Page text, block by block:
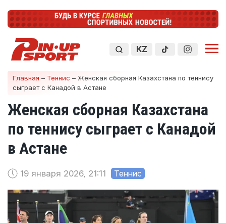
KZ
Главная – Теннис – Женская сборная Казахстана по теннису
сыграет с Канадой в Астане
Женская сборная Казахстана
по теннису сыграет с Канадой
в Астане
19 января 2026, 21:11 Теннис